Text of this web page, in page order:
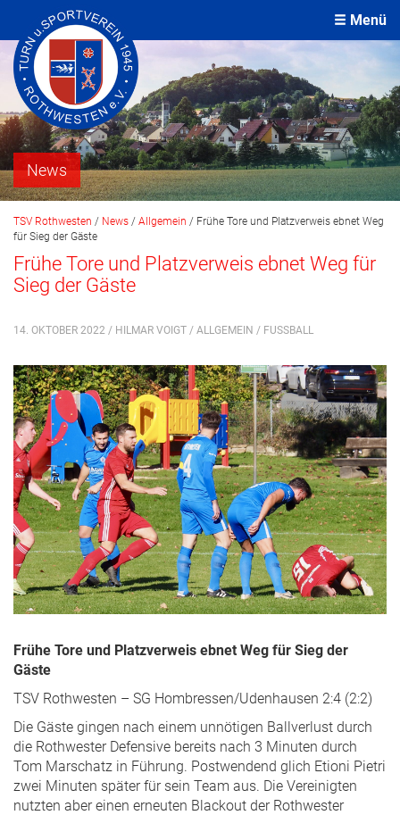
Menü
News
TSV Rothwesten / News / Allgemein / Frühe Tore und Platzverweis ebnet Weg
für Sieg der Gäste
Frühe Tore und Platzverweis ebnet Weg für
Sieg der Gäste
14. OKTOBER 2022 / HILMAR VOIGT / ALLGEMEIN / FUSSBALL
Frühe Tore und Platzverweis ebnet Weg für Sieg der
Gäste
TSV Rothwesten – SG Hombressen/Udenhausen 2:4 (2:2)
Die Gäste gingen nach einem unnötigen Ballverlust durch
die Rothwester Defensive bereits nach 3 Minuten durch
Tom Marschatz in Führung. Postwendend glich Etioni Pietri
zwei Minuten später für sein Team aus. Die Vereinigten
nutzten aber einen erneuten Blackout der Rothwester